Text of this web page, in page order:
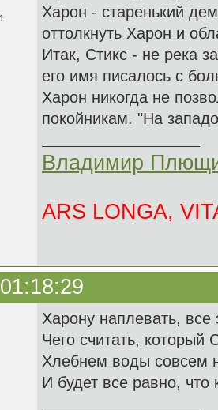
Харон - старенький
оттолкнуть Харон и
Итак, Стикс - не река
его имя писалось с
Харон никогда не
покойникам. "На
Владимир
ARS LONGA,
Харону наплевать, все
Чего считать, который
Хлебнем воды совсем
И будет все равно, что